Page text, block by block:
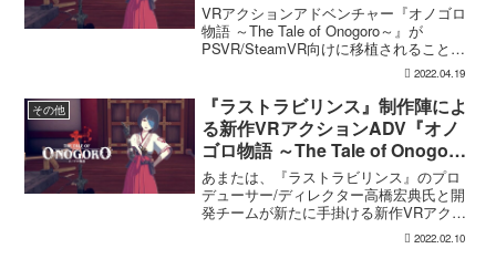
VRアクションアドベンチャー『オノゴロ
物語 ～The Tale of Onogoro～』が
PSVR/SteamVR向けに移植されること
が、「『オノゴロ物語』開発メンバーオ
ンライントークセッション2【ネタバレ注
意】」にて発表されました。発売時...
2022.04.19
その他
『ラストラビリンス』制作陣によ
る新作VRアクションADV『オノ
ゴロ物語 ～The Tale of Onogoro
～』Questプラットフォームで今
春リリースへ。トレーラー公開
あまたは、『ラストラビリンス』のプロ
デューサー/ディレクター高橋宏典氏と開
発チームが新たに手掛ける新作VRアクシ
ョンアドベンチャー『オノゴロ物語 ～
The Tale of Onogoro～』のトレーラーを
2022.02.10